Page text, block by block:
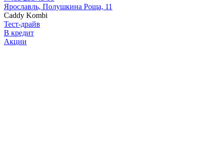
Ярославль, Полушкина Роща, 11
Caddy Kombi
Тест-драйв
В кредит
Акции